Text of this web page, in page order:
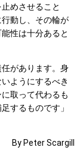
めさせること
動し、その輪が
性は十分あると
があります。身
ようにするべき
取って代わるも
するものです」
By Peter Scargill